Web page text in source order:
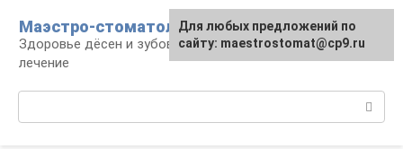
контенту
Маэстро-стоматолог
Здоровье дёсен и зубов, диагностика и
лечение
Для любых предложений по
сайту: maestrostomat@cp9.ru